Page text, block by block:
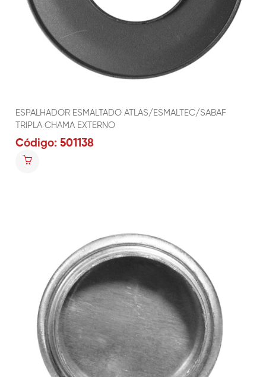
ESPALHADOR ESMALTADO ATLAS/ESMALTEC/SABAF
TRIPLA CHAMA EXTERNO
Código: 501138